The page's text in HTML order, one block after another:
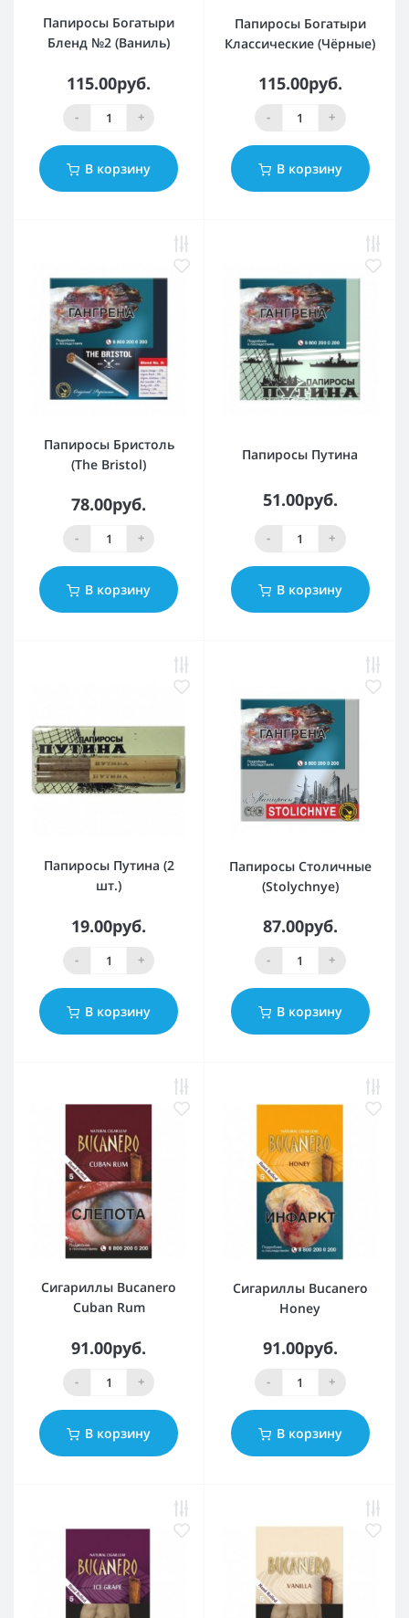
Папиросы Богатыри
Бленд №2 (Ваниль)
115.00руб.
- +
В корзину
Папиросы Богатыри
Классические (Чёрные)
115.00руб.
- +
В корзину
Папиросы Бристоль
(The Bristol)
78.00руб.
- +
В корзину
Папиросы Путина
51.00руб.
- +
В корзину
Папиросы Путина (2
шт.)
19.00руб.
- +
В корзину
Папиросы Столичные
(Stolychnye)
87.00руб.
- +
В корзину
Сигариллы Bucanero
Cuban Rum
91.00руб.
- +
В корзину
Сигариллы Bucanero
Honey
91.00руб.
- +
В корзину